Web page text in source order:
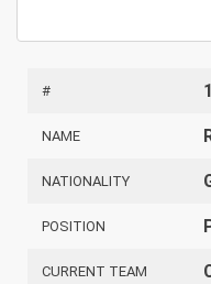
# 1
NAME
NATIONALITY
POSITION
CURRENT TEAM